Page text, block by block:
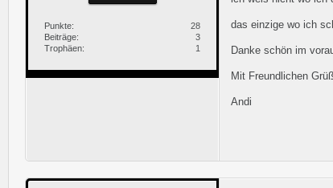
Punkte
28
Beiträge
3
Trophäen
1
das einzige wo ich
Danke schön im
Mit Freundlichen
Andi